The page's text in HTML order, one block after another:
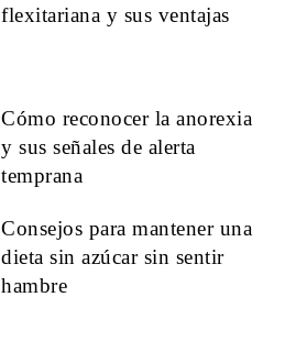
flexitariana y sus ventajas
Cómo reconocer la anorexia
y sus señales de alerta
temprana
Consejos para mantener una
dieta sin azúcar sin sentir
hambre